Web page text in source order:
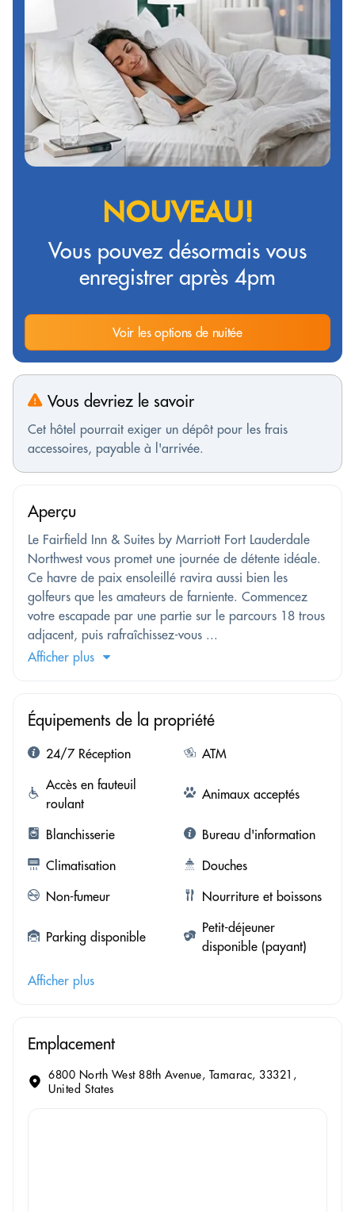
NOUVEAU!
Vous pouvez désormais vous
enregistrer après 4pm
Voir les options de nuitée
Vous devriez le savoir
Cet hôtel pourrait exiger un dépôt pour les frais
accessoires, payable à l'arrivée.
Aperçu
Le Fairfield Inn & Suites by Marriott Fort Lauderdale
Northwest vous promet une journée de détente idéale.
Ce havre de paix ensoleillé ravira aussi bien les
golfeurs que les amateurs de farniente. Commencez
votre escapade par une partie sur le parcours 18 trous
adjacent, puis rafraîchissez-vous ...
Afficher plus
Équipements de la propriété
24/7 Réception
ATM
Accès en fauteuil
roulant
Animaux acceptés
Blanchisserie
Bureau d'information
Climatisation
Douches
Non-fumeur
Nourriture et boissons
Parking disponible
Petit-déjeuner
disponible (payant)
Afficher plus
Emplacement
6800 North West 88th Avenue, Tamarac, 33321,
United States